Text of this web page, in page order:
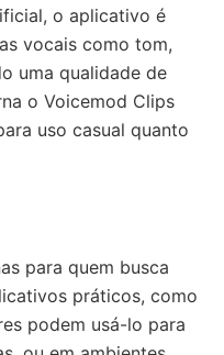
o aplicativo é
vocais como tom,
uma qualidade de
o Voicemod Clips
uso casual quanto
para quem busca
práticos, como
podem usá-lo para